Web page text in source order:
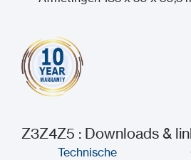
Z3Z4Z5 : Downloads &
Technische